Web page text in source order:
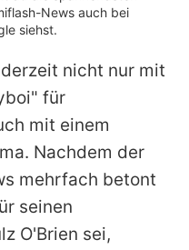
Promiflash
News auch bei
siehst.
nicht nur mit
für
mit einem
Nachdem der
mehrfach betont
seinen
O'Brien sei,